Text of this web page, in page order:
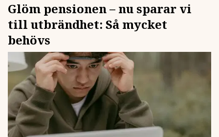
Glöm pensionen – nu sparar vi
till utbrändhet: Så mycket
behövs